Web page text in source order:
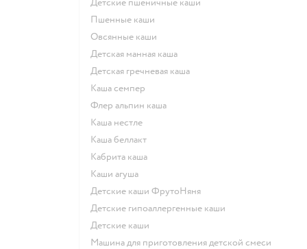
Детские пшеничные каши
Пшенные каши
овсянные каши
детская манная каша
детская гречневая каша
каша семпер
флер альпин каша
каша нестле
каша беллакт
кабрита каша
каши агуша
Детские каши ФрутоНяня
Детские гипоаллергенные каши
детские каши
машина для приготовления детской смеси